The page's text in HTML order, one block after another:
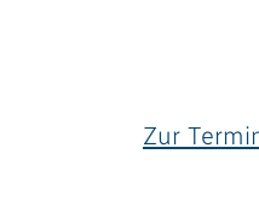
Zur